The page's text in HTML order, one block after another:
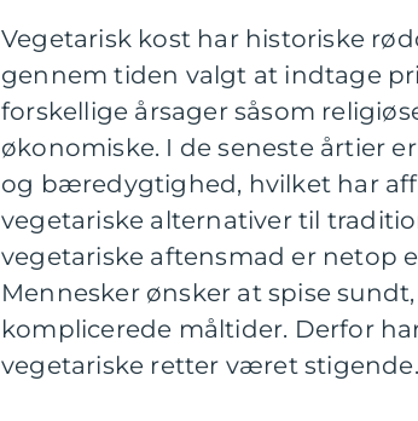
Vegetarisk kost har historiske
gennem tiden valgt at indtage
forskellige årsager såsom
økonomiske. I de seneste årtier
og bæredygtighed, hvilket har
vegetariske alternativer til
vegetariske aftensmad er netop
Mennesker ønsker at spise
komplicerede måltider. Derfor
vegetariske retter været stigende.